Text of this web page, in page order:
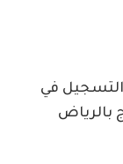
في
بالرياض